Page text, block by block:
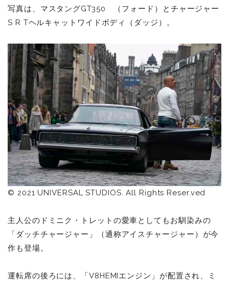
写真は、マスタングGT350 （フォード）とチャージャー
S R Tヘルキャットワイドボディ（ダッジ）。
© 2021 UNIVERSAL STUDIOS. All Rights Reser.ved
主人公のドミニク・トレットの愛車としてもお馴染みの
「ダッチチャージャー」（通称アイスチャージャー）が今
作も登場。
運転席の後ろには、「V8HEMIエンジン」が配置され、ミ